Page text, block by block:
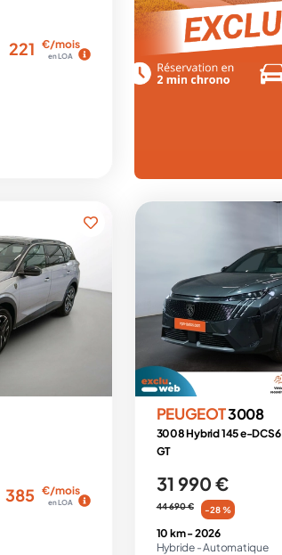
221 €/mois
en LOA
385 €/mois
en LOA
PEUGEOT3008
3008 Hybrid 145 e-DCS6
GT
31 990 €
44 690 € -28 %
10 km -2026
Hybride -Automatique